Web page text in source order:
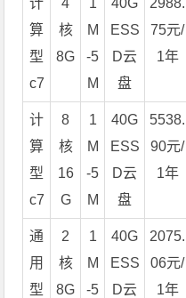
算
型
c7
核
8G
M
-5
M
ESS
D云
盘
75元/
1年
计
算
型
c7
8
核
16
G
1
M
-5
M
40G
ESS
D云
盘
5538.
90元/
1年
通
用
型
2
核
8G
1
M
-5
40G
ESS
D云
2075.
06元/
1年